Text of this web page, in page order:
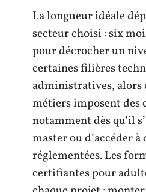
La longueur idéale
secteur choisi : six
pour décrocher un
certaines filières
administratives, alors
métiers imposent des
notamment dès qu’il
master ou d’accéder
réglementées. Les
certifiantes pour